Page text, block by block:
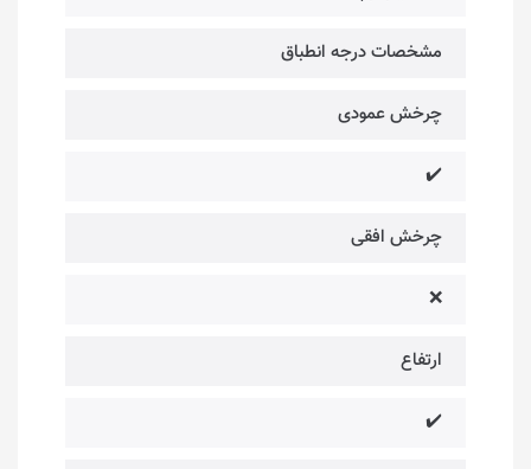
مشخصات درجه انطباق
چرخش عمودی
✔️
چرخش افقی
❌
ارتفاع
✔️